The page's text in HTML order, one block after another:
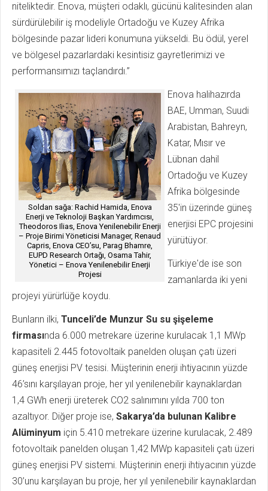
niteliktedir. Enova, müşteri odaklı, gücünü kalitesinden alan
sürdürülebilir iş modeliyle Ortadoğu ve Kuzey Afrika
bölgesinde pazar lideri konumuna yükseldi. Bu ödül, yerel
ve bölgesel pazarlardaki kesintisiz gayretlerimizi ve
performansımızı taçlandırdı.”
Soldan sağa: Rachid Hamida, Enova
Enerji ve Teknoloji Başkan Yardımcısı,
Theodoros Ilias, Enova Yenilenebilir Enerji
– Proje Birimi Yöneticisi Manager, Renaud
Capris, Enova CEO’su, Parag Bhamre,
EUPD Research Ortağı, Osama Tahir,
Yönetici – Enova Yenilenebilir Enerji
Projesi
Enova halihazırda
BAE, Umman, Suudi
Arabistan, Bahreyn,
Katar, Mısır ve
Lübnan dahil
Ortadoğu ve Kuzey
Afrika bölgesinde
35'in üzerinde güneş
enerjisi EPC projesini
yürütüyor.
Türkiye'de ise son
zamanlarda iki yeni
projeyi yürürlüğe koydu.
Bunların ilki, Tunceli’de Munzur Su su şişeleme
firmasında 6.000 metrekare üzerine kurulacak 1,1 MWp
kapasiteli 2.445 fotovoltaik panelden oluşan çatı üzeri
güneş enerjisi PV tesisi. Müşterinin enerji ihtiyacının yüzde
46’sını karşılayan proje, her yıl yenilenebilir kaynaklardan
1,4 GWh enerji üreterek CO2 salınımını yılda 700 ton
azaltıyor. Diğer proje ise, Sakarya’da bulunan Kalibre
Alüminyum için 5.410 metrekare üzerine kurulacak, 2.489
fotovoltaik panelden oluşan 1,42 MWp kapasiteli çatı üzeri
güneş enerjisi PV sistemi. Müşterinin enerji ihtiyacının yüzde
30’unu karşılayan bu proje, her yıl yenilenebilir kaynaklardan